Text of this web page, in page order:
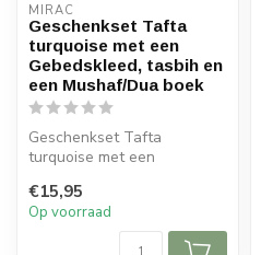
MIRAC
Geschenkset Tafta
turquoise met een
Gebedskleed, tasbih en
een Mushaf/Dua boek
Geschenkset Tafta
turquoise met een
Mushaf/Dua boek
...
€15,95
Op voorraad